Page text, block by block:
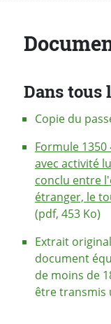
Dans tous
Copie du
Formule
avec activité
conclu entre
étranger, le
(pdf, 453 Ko)
Extrait
document
de moins de
être transmis